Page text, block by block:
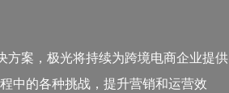
案，极光将持续为跨境电商企业提供
中的各种挑战，提升营销和运营效